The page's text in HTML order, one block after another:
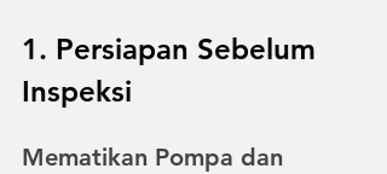
1. Persiapan Sebelum
Inspeksi
Mematikan Pompa dan